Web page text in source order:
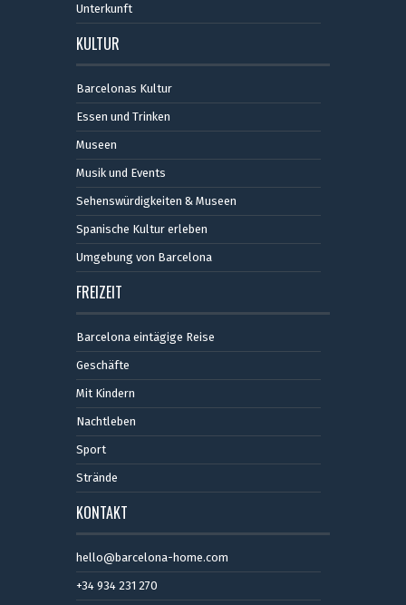
Unterkunft
KULTUR
Barcelonas Kultur
Essen und Trinken
Museen
Musik und Events
Sehenswürdigkeiten & Museen
Spanische Kultur erleben
Umgebung von Barcelona
FREIZEIT
Barcelona eintägige Reise
Geschäfte
Mit Kindern
Nachtleben
Sport
Strände
KONTAKT
hello@barcelona-home.com
+34 934 231 270